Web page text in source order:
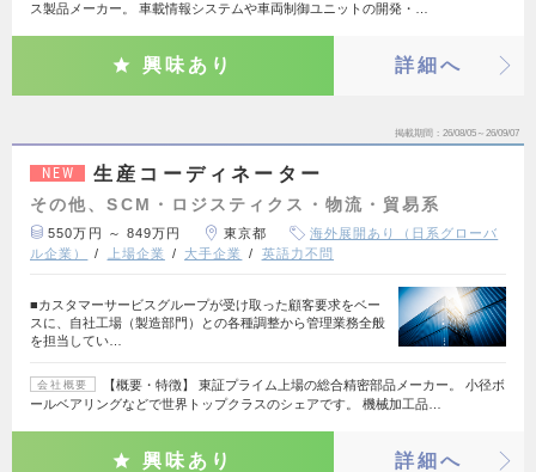
ス製品メーカー。 車載情報システムや車両制御ユニットの開発・…
興味あり 詳細へ
掲載期間 26/08/05～26/09/07
NEW 生産コーディネーター
その他、SCM・ロジスティクス・物流・貿易系
550万円 ～ 849万円 東京都
海外展開あり（日系グローバ
ル企業）
上場企業 大手企業 英語力不問
■カスタマーサービスグループが受け取った顧客要求をベー
スに、自社工場（製造部門）との各種調整から管理業務全般
を担当してい…
会社概要
【概要・特徴】 東証プライム上場の総合精密部品メーカー。 小径ボ
ールベアリングなどで世界トップクラスのシェアです。 機械加工品…
興味あり 詳細へ